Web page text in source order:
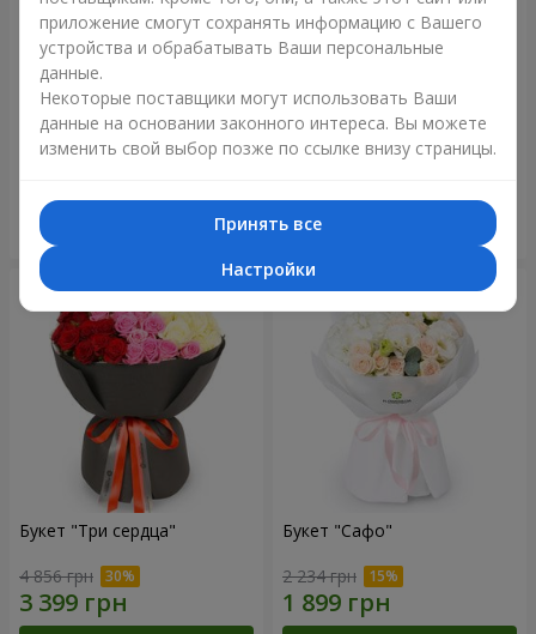
Букет "Reverence"
2 665 грн
Букет "Голубая сказка"
5 370 грн
Букет "Три сердца"
4 856 грн
Букет "Сафо"
2 234 грн
приложение смогут сохранять информацию с Вашего
устройства и обрабатывать Ваши персональные
данные.
Некоторые поставщики могут использовать Ваши
данные на основании законного интереса. Вы можете
изменить свой выбор позже по ссылке внизу страницы.
Принять все
Настройки